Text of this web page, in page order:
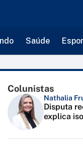
Saúde
Colunistas
Nathalia
Disputa
explica